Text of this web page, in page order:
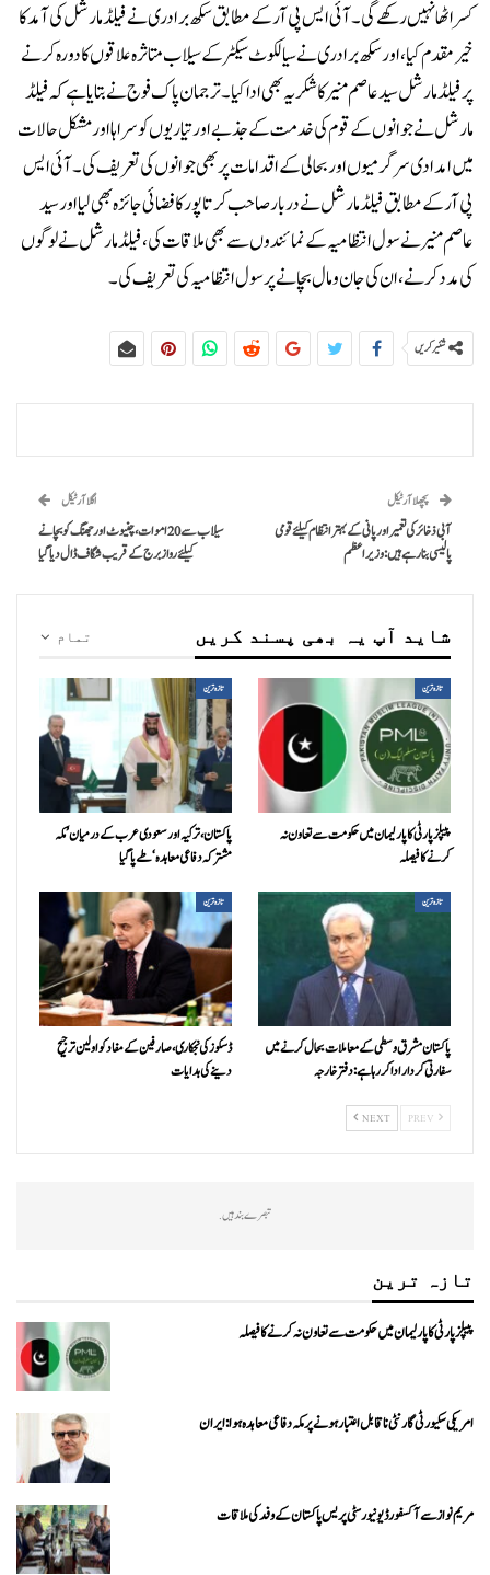
کسر اٹھا نہیں رکھے گی۔آئی ایس پی آر کے مطابق سکھ برادری نے فیلڈ مارشل کی آمد کا
خیر مقدم کیا، اور سکھ برادری نے سیالکوٹ سیکٹر کے سیلاب متاثرہ علاقوں کا دورہ کرنے
پر فیلڈ مارشل سید عاصم منیر کا شکریہ بھی ادا کیا۔ترجمان پاک فوج نے بتایا ہے کہ فیلڈ
مارشل نے جوانوں کے قوم کی خدمت کے جذبے اور تیاریوں کو سراہا اور مشکل حالات
میں امدادی سرگرمیوں اور بحالی کے اقدامات پر بھی جوانوں کی تعریف کی۔آئی ایس
پی آر کے مطابق فیلڈ مارشل نے دربار صاحب کرتاپور کا فضائی جائزہ بھی لیا اور سید
عاصم منیر نے سول انتظامیہ کے نمائندوں سے بھی ملاقات کی، فیلڈ مارشل نے لوگوں
کی مدد کرنے، ان کی جان و مال بچانے پر سول انتظامیہ کی تعریف کی۔
شئیر کریں
پچھلا آرٹیکل
آبی ذخائر کی تعمیر اور پانی کے بہتر انتظام کیلئے قومی
پالیسی بنا رہے ہیں: وزیراعظم
اگلا آرٹیکل
سیلاب سے 20 اموات، چنیوٹ اور جھنگ کو بچانے
کیلئے رواز برج کے قریب شگاف ڈال دیا گیا
تمام شاید آپ یہ بھی پسند کریں
تازہ ترین
پیپلزپارٹی کا پارلیمان میں حکومت سے تعاون نہ
کرنے کا فیصلہ
تازہ ترین
پاکستان، ترکیہ اور سعودی عرب کے درمیان ’مکہ
مشترکہ دفاعی معاہدہ‘ طے پا گیا
تازہ ترین
پاکستان مشرق وسطی کے معاملات بحال کرنے میں
سفارتی کردار ادا کررہا ہے: دفتر خارجہ
تازہ ترین
ڈسکوز کی نجکاری،صارفین کے مفاد کو اولین ترجیح
دینے کی ہدایات
NEXT
تبصرے بند ہیں.
تازہ ترین
پیپلزپارٹی کا پارلیمان میں حکومت سے تعاون نہ کرنے کا فیصلہ
امریکی سکیورٹی گارنٹی ناقابل اعتبار ہونے پر مکہ دفاعی معاہدہ ہوا: ایران
مریم نواز سے آکسفورڈ یونیورسٹی پریس پاکستان کے وفد کی ملاقات